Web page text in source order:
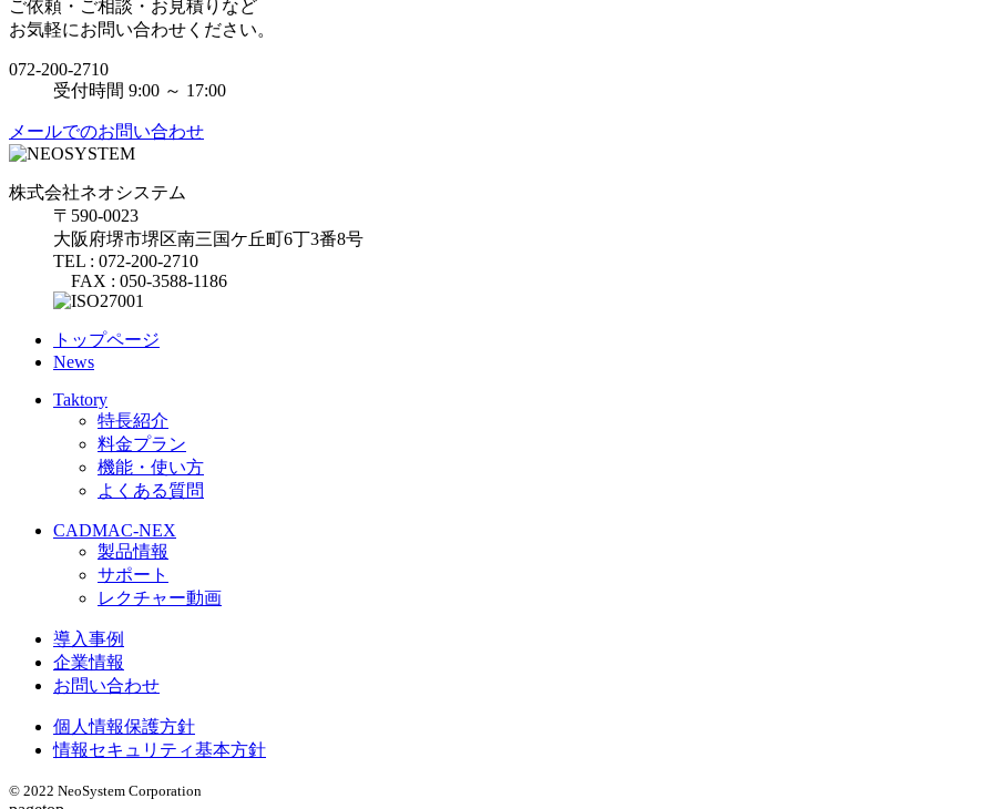
ご依頼・ご相談・お見積りなど
お気軽にお問い合わせください。
072-200-2710
受付時間 9:00 ～ 17:00
メールでのお問い合わせ
株式会社ネオシステム
〒590-0023
大阪府堺市堺区南三国ケ丘町6丁3番8号
TEL : 072-200-2710
FAX : 050-3588-1186
トップページ
News
Taktory
特長紹介
料金プラン
機能・使い方
よくある質問
CADMAC-NEX
製品情報
サポート
レクチャー動画
導入事例
企業情報
お問い合わせ
個人情報保護方針
情報セキュリティ基本方針
© 2022 NeoSystem Corporation